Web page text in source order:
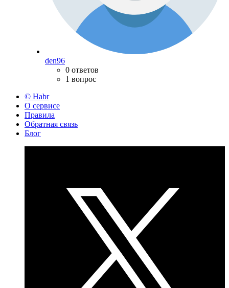
den96
0 ответов
1 вопрос
© Habr
О сервисе
Правила
Обратная связь
Блог